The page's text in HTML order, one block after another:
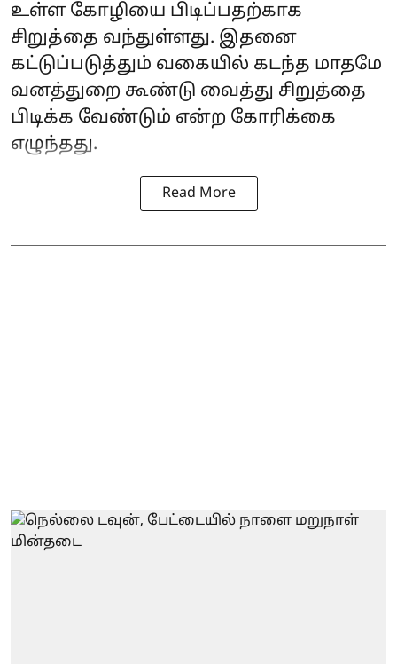
உள்ள கோழியை பிடிப்பதற்காக
சிறுத்தை வந்துள்ளது. இதனை
கட்டுப்படுத்தும் வகையில் கடந்த மாதமே
வனத்துறை கூண்டு வைத்து சிறுத்தை
பிடிக்க வேண்டும் என்ற கோரிக்கை
எழுந்தது.
Read More